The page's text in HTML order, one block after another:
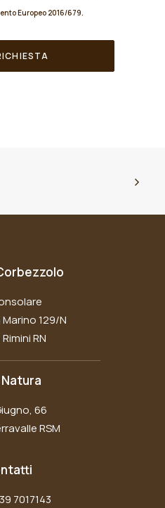
Europeo 2016/679.
129/N
RN
66
RSM
7017143